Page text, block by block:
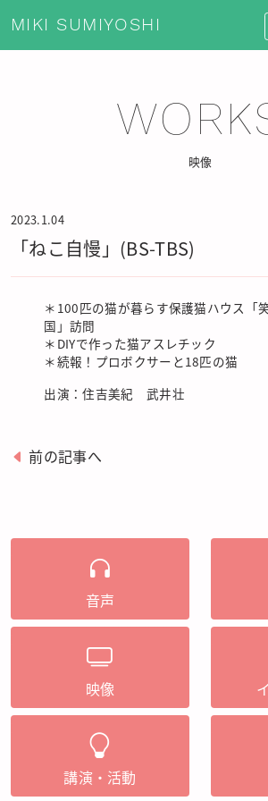
MIKI SUMIYOSHI
映像
2023.1.04
「ねこ自慢」(BS-TBS)
＊100匹の猫が暮らす保護猫ハウス「
国」訪問
＊DIYで作った猫アスレチック
＊続報！プロボクサーと18匹の猫
出演：住吉美紀 武井壮
前の記事へ
音声
映像
講演・活動